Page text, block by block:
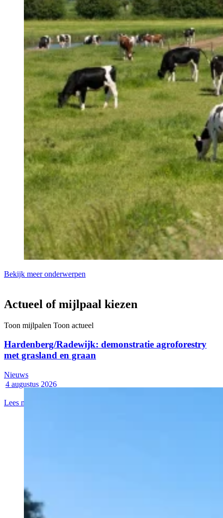
Bekijk meer onderwerpen
Actueel of mijlpaal kiezen
Toon mijlpalen Toon actueel
Hardenberg/Radewijk: demonstratie agroforestry
met grasland en graan
4 augustus 2026
Lees meer
Nieuws